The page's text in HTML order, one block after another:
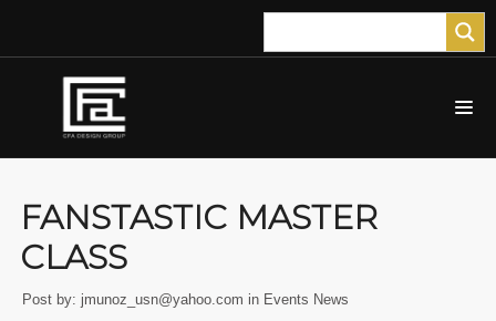
FANSTASTIC MASTER
CLASS
Post by: jmunoz_usn@yahoo.com in Events News